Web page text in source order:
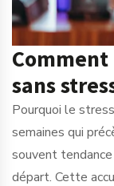
sans
Pourquoi le
semaines qui
souvent
départ. Cette